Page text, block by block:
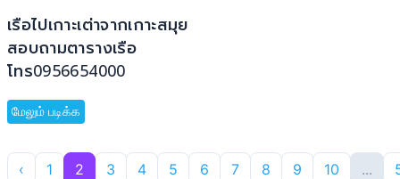
เรือไปเกาะเต่าจากเกาะสมุย
สอบถามตารางเรือ
โทร0956654000
மேலும் படிக்க
‹ 1 2 3 4 5 6 7 8 9 10 ...